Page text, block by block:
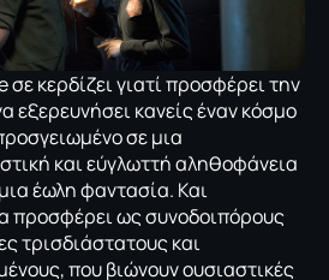
σε κερδίζει γιατί προσφέρει την
εξερευνήσει κανείς έναν κόσμο
σε μια
και εύγλωττή αληθοφάνεια
έωλη φαντασία. Και
προσφέρει ως συνοδοιπόρους
τρισδιάστατους και
που βιώνουν ουσιαστικές